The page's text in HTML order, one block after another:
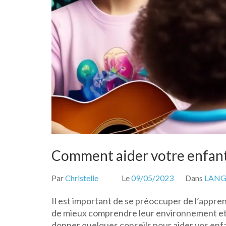
Comment aider votre
ParChristelle Le09/05/2023 Dans
Il est important de se préoccuper de
de mieux comprendre leur environnement